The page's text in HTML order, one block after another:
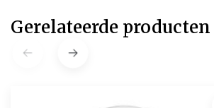
Gerelateerde producten